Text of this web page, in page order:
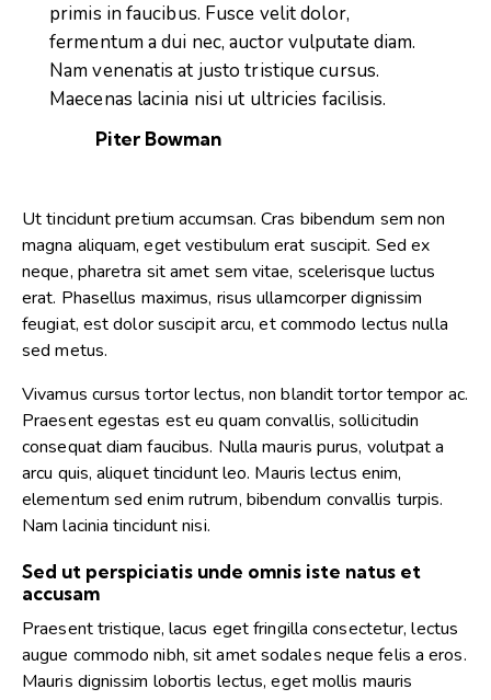
primis in faucibus. Fusce velit dolor,
fermentum a dui nec, auctor vulputate diam.
Nam venenatis at justo tristique cursus.
Maecenas lacinia nisi ut ultricies facilisis.
Piter Bowman
Ut tincidunt pretium accumsan. Cras bibendum sem non
magna aliquam, eget vestibulum erat suscipit. Sed ex
neque, pharetra sit amet sem vitae, scelerisque luctus
erat. Phasellus maximus, risus ullamcorper dignissim
feugiat, est dolor suscipit arcu, et commodo lectus nulla
sed metus.
Vivamus cursus tortor lectus, non blandit tortor tempor ac.
Praesent egestas est eu quam convallis, sollicitudin
consequat diam faucibus. Nulla mauris purus, volutpat a
arcu quis, aliquet tincidunt leo. Mauris lectus enim,
elementum sed enim rutrum, bibendum convallis turpis.
Nam lacinia tincidunt nisi.
Sed ut perspiciatis unde omnis iste natus et
accusam
Praesent tristique, lacus eget fringilla consectetur, lectus
augue commodo nibh, sit amet sodales neque felis a eros.
Mauris dignissim lobortis lectus, eget mollis mauris